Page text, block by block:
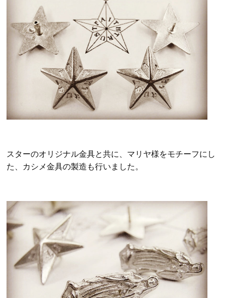
スターのオリジナル金具と共に、マリヤ様をモチーフにし
た、カシメ金具の製造も行いました。